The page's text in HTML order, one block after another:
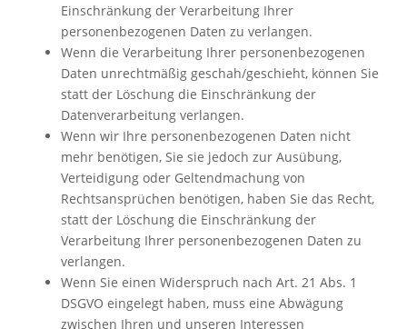
Einschränkung der Verarbeitung Ihrer
personenbezogenen Daten zu verlangen.
Wenn die Verarbeitung Ihrer personenbezogenen
Daten unrechtmäßig geschah/geschieht, können Sie
statt der Löschung die Einschränkung der
Datenverarbeitung verlangen.
Wenn wir Ihre personenbezogenen Daten nicht
mehr benötigen, Sie sie jedoch zur Ausübung,
Verteidigung oder Geltendmachung von
Rechtsansprüchen benötigen, haben Sie das Recht,
statt der Löschung die Einschränkung der
Verarbeitung Ihrer personenbezogenen Daten zu
verlangen.
Wenn Sie einen Widerspruch nach Art. 21 Abs. 1
DSGVO eingelegt haben, muss eine Abwägung
zwischen Ihren und unseren Interessen